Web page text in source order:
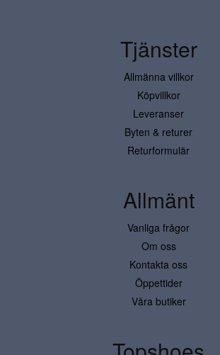
Tjänster
Allmänna villkor
Köpvillkor
Leveranser
Byten & returer
Returformulär
Allmänt
Vanliga frågor
Om oss
Kontakta oss
Öppettider
Våra butiker